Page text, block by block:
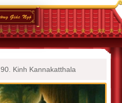
90. Kinh Kannakatthala